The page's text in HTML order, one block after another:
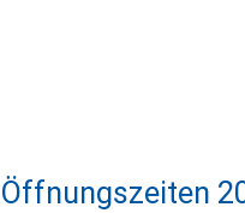
Öffnungszeiten